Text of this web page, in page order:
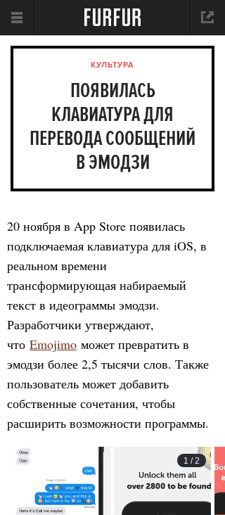
КУЛЬТУРА
ПОЯВИЛАСЬ
КЛАВИАТУРА ДЛЯ
ПЕРЕВОДА СООБЩЕНИЙ
В ЭМОДЗИ
20 ноября в App Store появилась
подключаемая клавиатура для iOS, в
реальном времени
трансформирующая набираемый
текст в идеограммы эмодзи.
Разработчики утверждают,
что Emojimo может превратить в
эмодзи более 2,5 тысячи слов. Также
пользователь может добавить
собственные сочетания, чтобы
расширить возможности программы.
1 /2